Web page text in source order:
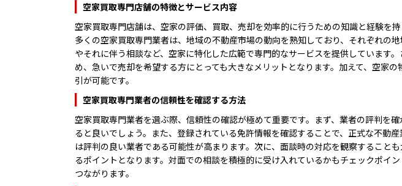
空家買取専門店舗の特徴とサービス内容
空家買取専門店舗は、空家の評価、買取、売却を効率的に行うための知識と経験を
多くの空家買取専門業者は、地域の不動産市場の動向を熟知しており、それぞれの
やそれに伴う相談など、空家に特化した広範で専門的なサービスを提供しています
め、急いで売却を希望する方にとっても大きなメリットとなります。加えて、空家
引が可能です。
空家買取専門業者の信頼性を確認する方法
空家買取専門業者を選ぶ際、信頼性の確認が極めて重要です。まず、業者の評判を
ると良いでしょう。また、登録されている免許情報を確認することで、正式な不動
は評判の良い業者である可能性が高まります。次に、面談時の対応を観察すること
るポイントとなります。対面での相談を積極的に受け入れているかもチェックポイ
つながります。